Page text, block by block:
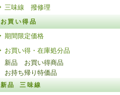
三味線 撥修理
お買い得品
期間限定価格
お買い得・在庫処分品
新品 お買い得商品
お持ち帰り特価品
新品 三味線